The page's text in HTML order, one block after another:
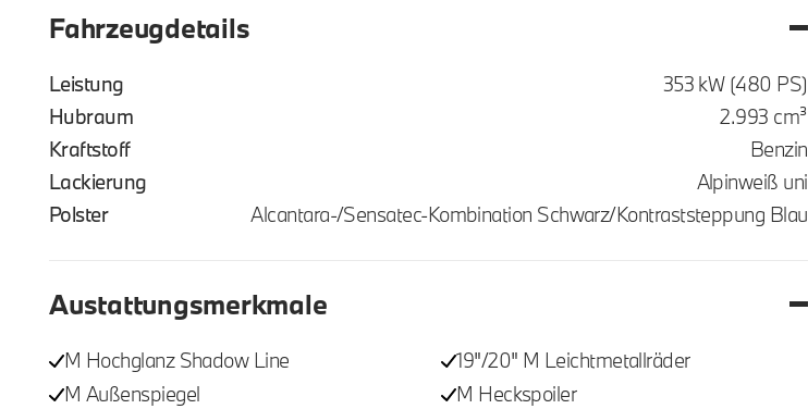
Fahrzeugdetails
Leistung
353 kW (480 PS)
Hubraum
2.993 cm³
Kraftstoff
Benzin
Lackierung
Alpinweiß uni
Polster
Alcantara-/Sensatec-Kombination Schwarz/Kontraststeppung Blau
Austattungsmerkmale
M Hochglanz Shadow Line
19"/20" M Leichtmetallräder
M Außenspiegel
M Heckspoiler